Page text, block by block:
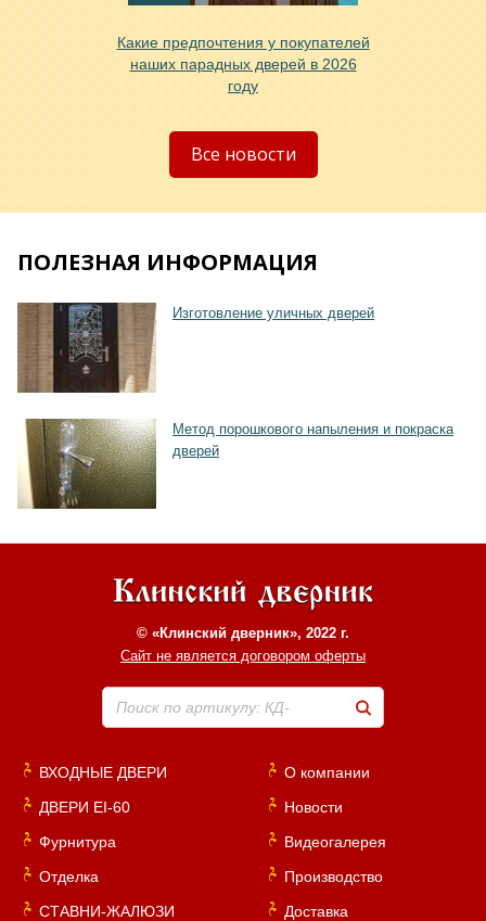
Хочу такую
Хочу такую
Какие предпочтения у покупателей
наших парадных дверей в 2026
году
Все новости
ПОЛЕЗНАЯ ИНФОРМАЦИЯ
Изготовление уличных дверей
Метод порошкового напыления и покраска
дверей
© «Клинский дверник», 2022 г.
Сайт не является договором оферты
Поиск по артикулу: КД-
ВХОДНЫЕ ДВЕРИ
ДВЕРИ EI-60
Фурнитура
Отделка
СТАВНИ-ЖАЛЮЗИ
О компании
Новости
Видеогалерея
Производство
Доставка